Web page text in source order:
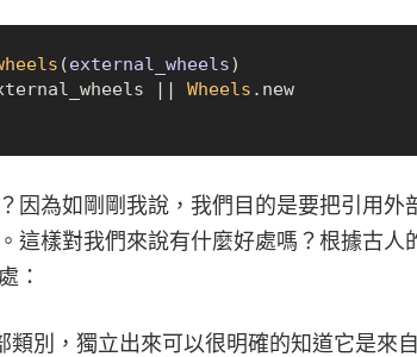
(external_wheels)
| | Wheels
.new
因為如剛剛我說，我們目的是要把引用外
這樣對我們來說有什麼好處嗎？根據古人
：
類別，獨立出來可以很明確的知道它是來